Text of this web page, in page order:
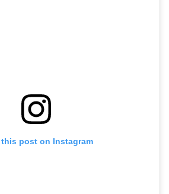
this post on Instagram